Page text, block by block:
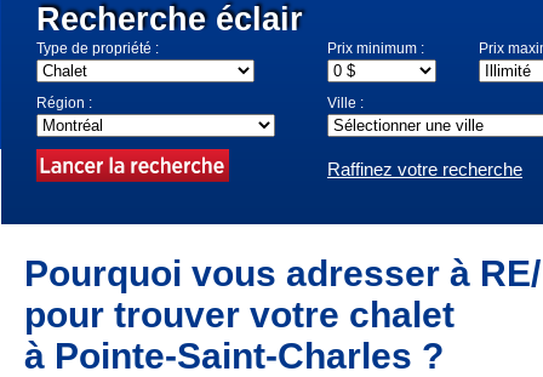
Recherche éclair
Type de propriété : Prix minimum : Prix
Région : Ville :
Raffinez votre recherche
Pourquoi vous adresser à
pour trouver votre chalet
à Pointe-Saint-Charles ?